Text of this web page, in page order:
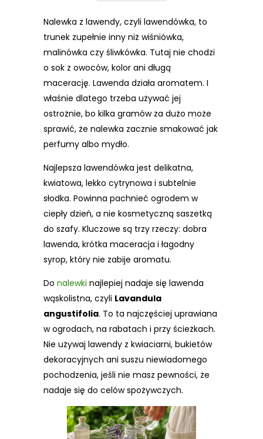
Nalewka z lawendy, czyli lawendówka, to
trunek zupełnie inny niż wiśniówka,
malinówka czy śliwkówka. Tutaj nie chodzi
o sok z owoców, kolor ani długą
macerację. Lawenda działa aromatem. I
właśnie dlatego trzeba używać jej
ostrożnie, bo kilka gramów za dużo może
sprawić, że nalewka zacznie smakować jak
perfumy albo mydło.
Najlepsza lawendówka jest delikatna,
kwiatowa, lekko cytrynowa i subtelnie
słodka. Powinna pachnieć ogrodem w
ciepły dzień, a nie kosmetyczną saszetką
do szafy. Kluczowe są trzy rzeczy: dobra
lawenda, krótka maceracja i łagodny
syrop, który nie zabije aromatu.
Do nalewki najlepiej nadaje się lawenda
wąskolistna, czyli Lavandula
angustifolia. To ta najczęściej uprawiana
w ogrodach, na rabatach i przy ścieżkach.
Nie używaj lawendy z kwiaciarni, bukietów
dekoracyjnych ani suszu niewiadomego
pochodzenia, jeśli nie masz pewności, że
nadaje się do celów spożywczych.